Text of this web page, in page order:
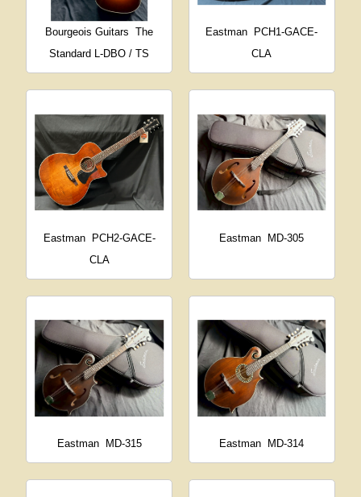
Bourgeois Guitars
The
Standard L-DBO / TS
Eastman
PCH1-GACE-
CLA
Eastman
PCH2-GACE-
CLA
Eastman MD-305
Eastman MD-315 Eastman MD-314